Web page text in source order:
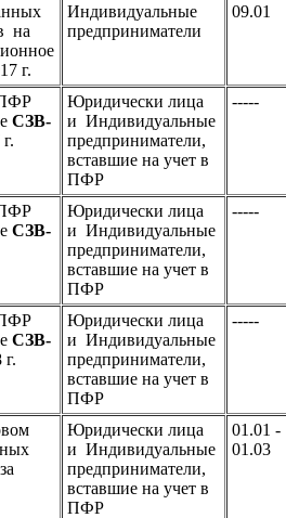
на
г.
Индивидуальные
предприниматели
09.01
ПФР
СЗВ-
Юридически лица
и Индивидуальные
предприниматели,
вставшие на учет в
ПФР
-----
ПФР
СЗВ-
Юридически лица
и Индивидуальные
предприниматели,
вставшие на учет в
ПФР
-----
ПФР
СЗВ-
г.
Юридически лица
и Индивидуальные
предприниматели,
вставшие на учет в
ПФР
-----
Юридически лица
и Индивидуальные
предприниматели,
вставшие на учет в
ПФР
01.01 -
01.03